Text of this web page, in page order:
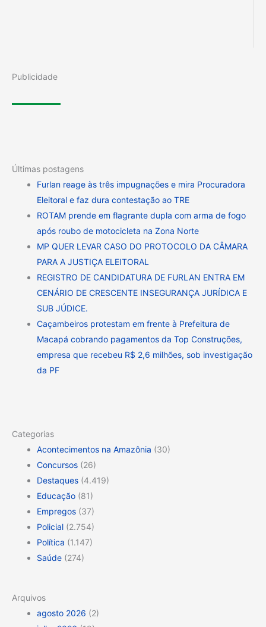
Publicidade
Últimas postagens
Furlan reage às três impugnações e mira Procuradora
Eleitoral e faz dura contestação ao TRE
ROTAM prende em flagrante dupla com arma de fogo
após roubo de motocicleta na Zona Norte
MP QUER LEVAR CASO DO PROTOCOLO DA CÂMARA
PARA A JUSTIÇA ELEITORAL
REGISTRO DE CANDIDATURA DE FURLAN ENTRA EM
CENÁRIO DE CRESCENTE INSEGURANÇA JURÍDICA E
SUB JÚDICE.
Caçambeiros protestam em frente à Prefeitura de
Macapá cobrando pagamentos da Top Construções,
empresa que recebeu R$ 2,6 milhões, sob investigação
da PF
Categorias
Acontecimentos na Amazônia (30)
Concursos (26)
Destaques (4.419)
Educação (81)
Empregos (37)
Policial (2.754)
Política (1.147)
Saúde (274)
Arquivos
agosto 2026 (2)